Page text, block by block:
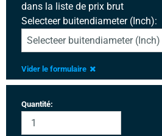
dans la liste de prix brut
Selecteer buitendiameter (Inch):
Vider le formulaire
Quantité: